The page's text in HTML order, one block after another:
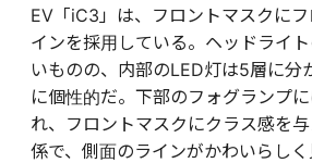
EV「iC3」は、フロントマスクに
インを採用している。ヘッドライ
いものの、内部のLED灯は5層に分
に個性的だ。下部のフォグランプ
れ、フロントマスクにクラス感を
係で、側面のラインがかわいらし